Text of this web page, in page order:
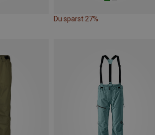
Du sparst 27%